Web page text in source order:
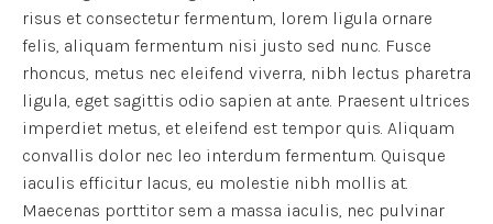
risus et consectetur fermentum, lorem ligula ornare
felis, aliquam fermentum nisi justo sed nunc. Fusce
rhoncus, metus nec eleifend viverra, nibh lectus pharetra
ligula, eget sagittis odio sapien at ante. Praesent ultrices
imperdiet metus, et eleifend est tempor quis. Aliquam
convallis dolor nec leo interdum fermentum. Quisque
iaculis efficitur lacus, eu molestie nibh mollis at.
Maecenas porttitor sem a massa iaculis, nec pulvinar